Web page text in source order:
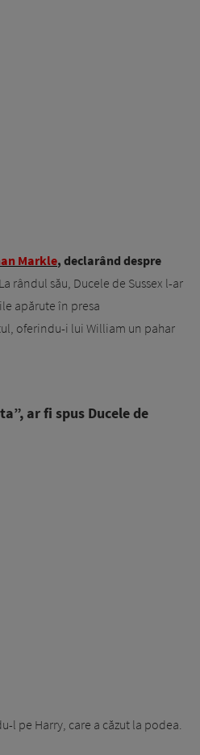
Markle, declarând despre
La rândul său, Ducele de Sussex l-ar
apărute în presa
oferindu-i lui William un pahar
ar fi spus Ducele de
l pe Harry, care a căzut la podea.